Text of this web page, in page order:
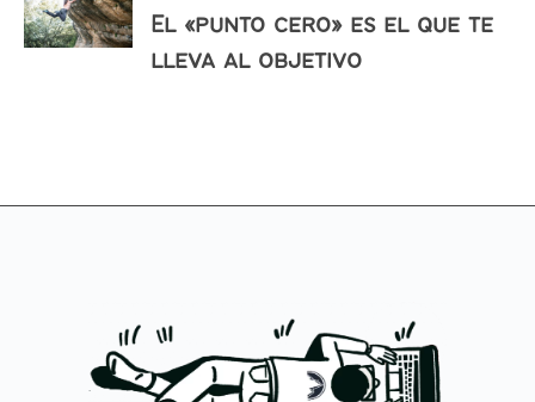
El «punto cero» es el que te
lleva al objetivo